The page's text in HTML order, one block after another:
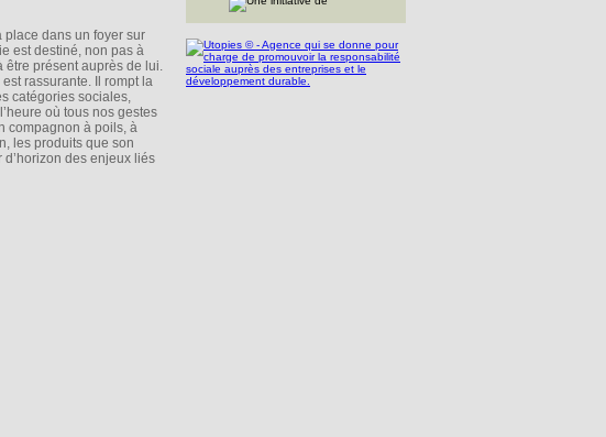
place dans un foyer sur
est destiné, non pas à
être présent auprès de lui.
rassurante. Il rompt la
catégories sociales,
où tous nos gestes
compagnon à poils, à
les produits que son
des enjeux liés